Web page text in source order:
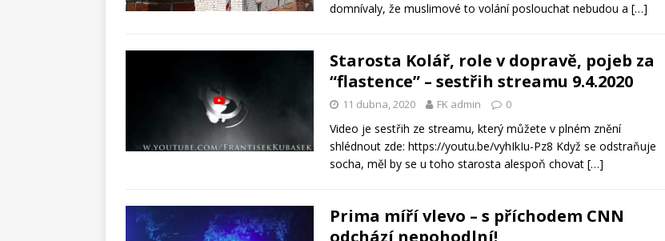
domnívaly, že muslimové to volání poslouchat nebudou a […]
Starosta Kolář, role v dopravě, pojeb za
“flastence” – sestřih streamu 9.4.2020
11 dubna, 2020 FK admin 0
Video je sestřih ze streamu, který můžete v plném znění
shlédnout zde: https://youtu.be/vyhIkIu-Pz8 Když se odstraňuje
socha, měl by se u toho starosta alespoň chovat […]
Prima míří vlevo – s příchodem CNN